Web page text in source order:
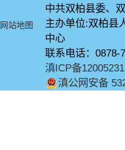
网站地图
中共双柏县委、
主办单位:双柏县
中心
联系电话：0878-
滇ICP备
滇公网安备